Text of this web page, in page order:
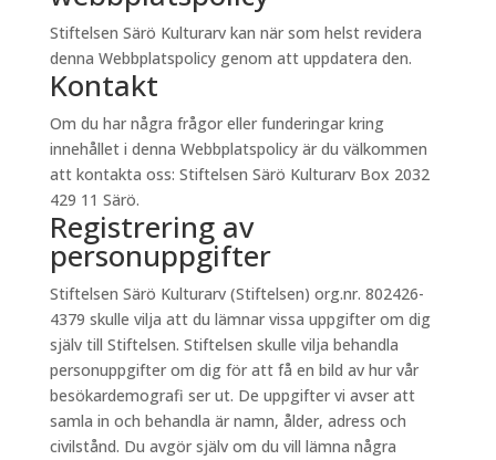
Stiftelsen Särö Kulturarv kan när som helst revidera
denna Webbplatspolicy genom att uppdatera den.
Kontakt
Om du har några frågor eller funderingar kring
innehållet i denna Webbplatspolicy är du välkommen
att kontakta oss: Stiftelsen Särö Kulturarv Box 2032
429 11 Särö.
Registrering av
personuppgifter
Stiftelsen Särö Kulturarv (Stiftelsen) org.nr. 802426-
4379 skulle vilja att du lämnar vissa uppgifter om dig
själv till Stiftelsen. Stiftelsen skulle vilja behandla
personuppgifter om dig för att få en bild av hur vår
besökardemografi ser ut. De uppgifter vi avser att
samla in och behandla är namn, ålder, adress och
civilstånd. Du avgör själv om du vill lämna några